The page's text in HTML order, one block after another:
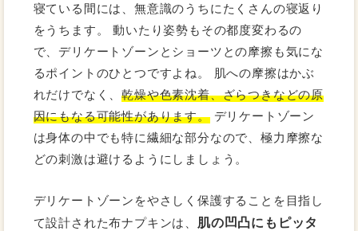
寝ている間には、無意識のうちにたくさんの寝返り
をうちます。 動いたり姿勢もその都度変わるの
で、デリケートゾーンとショーツとの摩擦も気にな
るポイントのひとつですよね。 肌への摩擦はかぶ
れだけでなく、乾燥や色素沈着、ざらつきなどの原
因にもなる可能性があります。デリケートゾーン
は身体の中でも特に繊細な部分なので、極力摩擦な
どの刺激は避けるようにしましょう。
デリケートゾーンをやさしく保護することを目指し
て設計された布ナプキンは、 肌の凹凸にもピッタ